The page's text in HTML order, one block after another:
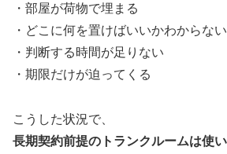
・部屋が荷物で埋まる
・どこに何を置けばいいかわからない
・判断する時間が足りない
・期限だけが迫ってくる
こうした状況で、
長期契約前提のトランクルームは使